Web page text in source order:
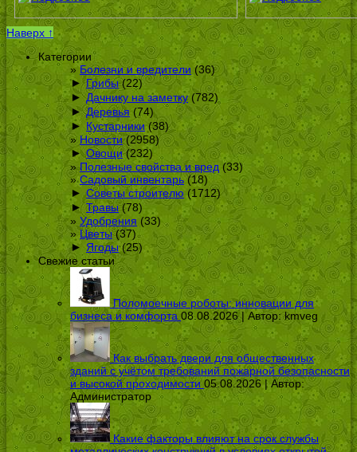
Наверх ↑
Категории
Болезни и вредители (36)
► Грибы(22)
► Дачнику на заметку(782)
► Деревья (74)
► Кустарники(38)
Новости(2958)
► Овощи(232)
Полезные свойства и вред(33)
Садовый инвентарь(18)
► Советы строителю (1712)
► Травы(78)
Удобрения (33)
Цветы(37)
► Ягоды(25)
Свежие статьи
Поломоечные роботы: инновации для
бизнеса и комфорта 08.08.2026 | Автор:kmveg
Как выбрать двери для общественных
зданий с учётом требований пожарной безопасности
и высокой проходимости 05.08.2026 | Автор:
Администратор
Какие факторы влияют на срок службы